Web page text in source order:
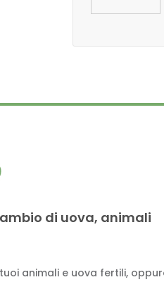
di uova, animali
animali e uova fertili,